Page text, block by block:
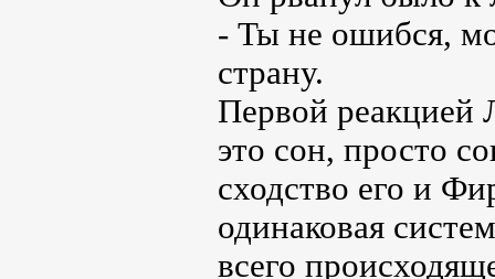
- Ты не ошибся,
страну.
Первой реакцией
это сон, просто
сходство его и
одинаковая
всего